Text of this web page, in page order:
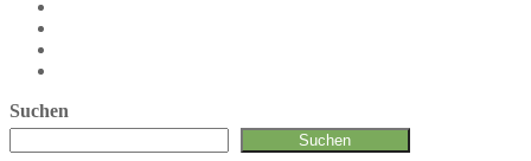
Suchen
Suchen